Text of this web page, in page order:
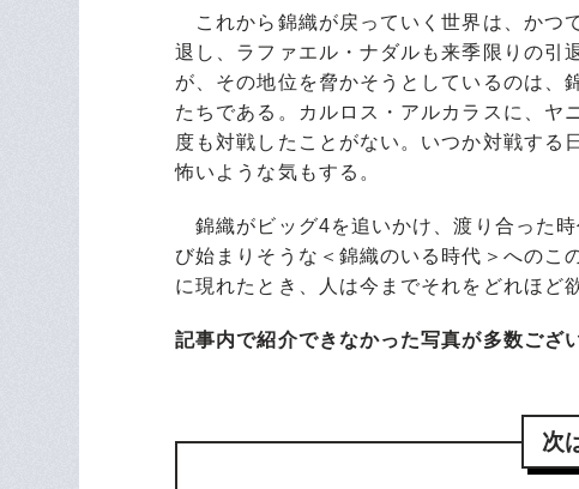
これから錦織が戻っていく世界は、かつ
退し、ラファエル・ナダルも来季限りの引
が、その地位を脅かそうとしているのは、
たちである。カルロス・アルカラスに、
度も対戦したことがない。いつか対戦する
怖いような気もする。
錦織がビッグ4を追いかけ、渡り合った
び始まりそうな＜錦織のいる時代＞へのこ
に現れたとき、人は今までそれをどれほど
記事内で紹介できなかった写真が多数ござ
次